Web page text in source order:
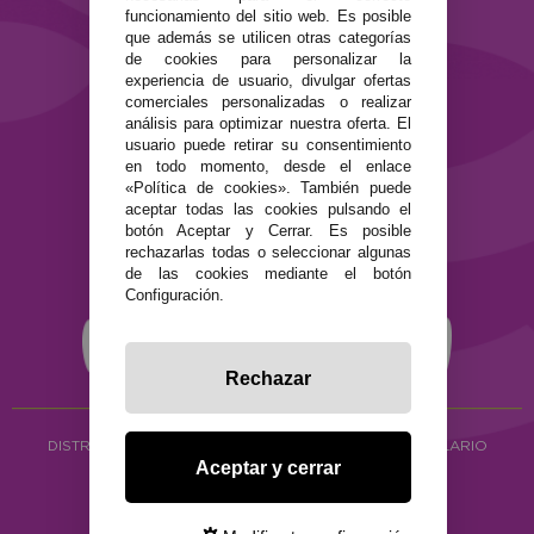
SEGURIDAD Y PRIVACIDAD
Términos y condiciones de uso
Política de privacidad
Política de cookies
DISTRIBUCIÓN ALIMENTACIÓN ECOLÓGICA Y HERBOLARIO
Copyright © 2026 ·www.ecocash.es
· Ecocash Productos Orgánicos S.C
funcionamiento del sitio web. Es posible
que además se utilicen otras categorías
de cookies para personalizar la
experiencia de usuario, divulgar ofertas
comerciales personalizadas o realizar
análisis para optimizar nuestra oferta. El
usuario puede retirar su consentimiento
en todo momento, desde el enlace
«Política de cookies». También puede
aceptar todas las cookies pulsando el
botón Aceptar y Cerrar. Es posible
rechazarlas todas o seleccionar algunas
de las cookies mediante el botón
Configuración.
Rechazar
Aceptar y cerrar